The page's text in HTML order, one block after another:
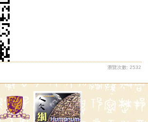
瀏覽次數: 2532